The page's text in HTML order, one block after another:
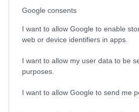
Google consents
I want to allow Google to enable
web or device identifiers in apps.
I want to allow my user data to be
purposes.
I want to allow Google to send me